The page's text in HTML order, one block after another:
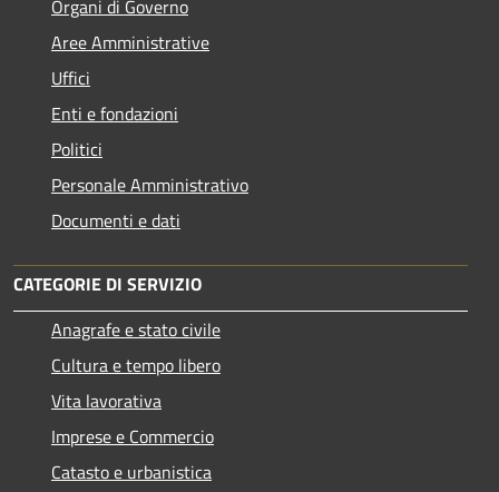
Organi di Governo
Aree Amministrative
Uffici
Enti e fondazioni
Politici
Personale Amministrativo
Documenti e dati
CATEGORIE DI SERVIZIO
Anagrafe e stato civile
Cultura e tempo libero
Vita lavorativa
Imprese e Commercio
Catasto e urbanistica